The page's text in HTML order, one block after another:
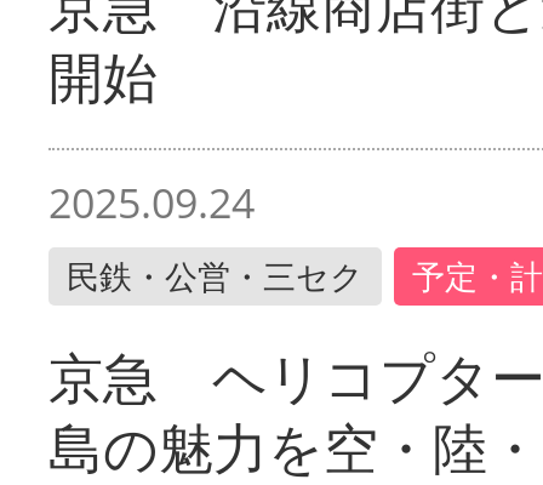
開始
2025.09.24
民鉄・公営・三セク 予定・
京急 ヘリコプタ
島の魅力を空・陸